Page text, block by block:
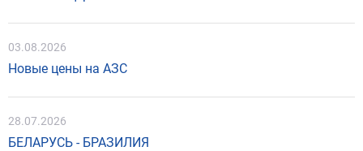
03.08.2026
Новые цены на АЗС
28.07.2026
БЕЛАРУСЬ - БРАЗИЛИЯ